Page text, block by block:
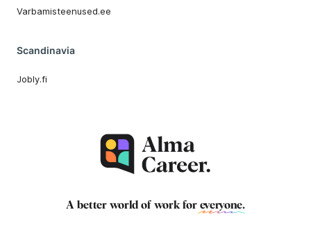
Varbamisteenused.ee
Scandinavia
Jobly.fi
A better world of work for everyone.